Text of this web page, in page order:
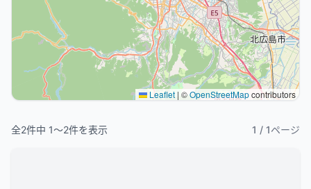
Leaflet | ©OpenStreetMapcontributors
全2件中 1〜2件を表示 1 / 1ページ